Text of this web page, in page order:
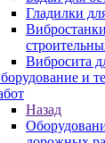
Гладилки
Вибросита
и
Назад